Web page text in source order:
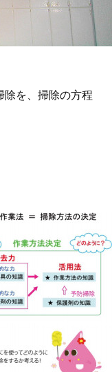
除を、掃除の方程